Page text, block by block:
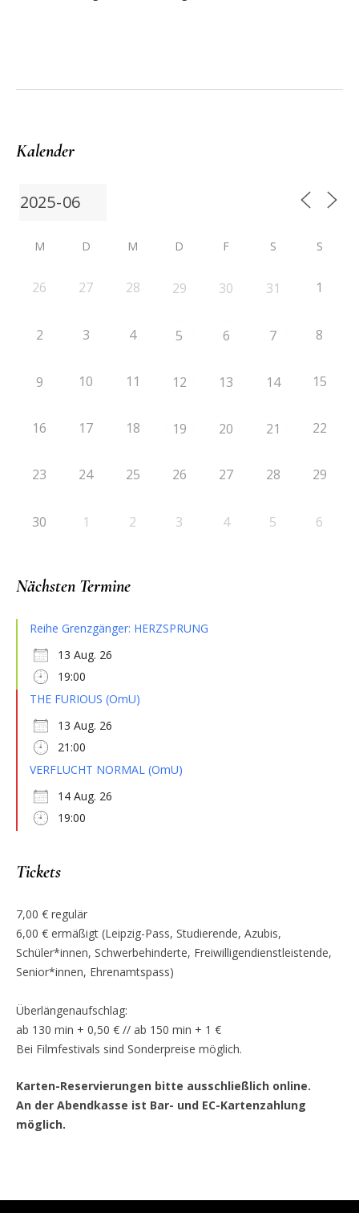
Kalender
M D M D F S S
26 27 28 29 30 31 1
2 3 4 5 6 7 8
9 10 11 12 13 14 15
16 17 18 19 20 21 22
23 24 25 26 27 28 29
30 1 2 3 4 5 6
Nächsten Termine
Reihe Grenzgänger: HERZSPRUNG
13 Aug. 26
19:00
THE FURIOUS (OmU)
13 Aug. 26
21:00
VERFLUCHT NORMAL (OmU)
14 Aug. 26
19:00
Tickets
7,00 € regulär
6,00 € ermäßigt (Leipzig-Pass, Studierende, Azubis,
Schüler*innen, Schwerbehinderte, Freiwilligendienstleistende,
Senior*innen, Ehrenamtspass)
Überlängenaufschlag:
ab 130 min + 0,50 € // ab 150 min + 1 €
Bei Filmfestivals sind Sonderpreise möglich.
Karten-Reservierungen bitte ausschließlich online.
An der Abendkasse ist Bar- und EC-Kartenzahlung
möglich.